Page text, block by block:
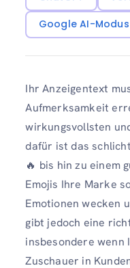
Google AI-Modus
Ihr Anzeigentext
Aufmerksamkeit
wirkungsvollsten
dafür ist das
🔥 bis hin zu einem
Emojis Ihre Marke
Emotionen wecken
gibt jedoch eine
insbesondere wenn
Zuschauer in